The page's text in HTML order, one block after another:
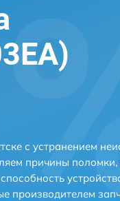
с устранением
причины поломки,
производителем